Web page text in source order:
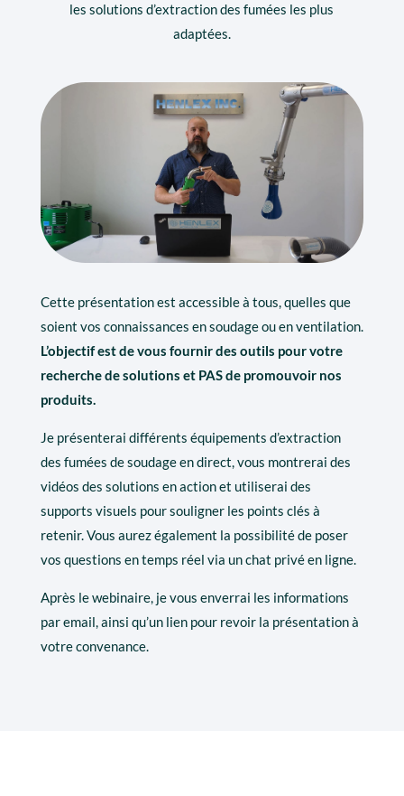
les solutions d’extraction des fumées les plus
adaptées.
Cette présentation est accessible à tous, quelles que
soient vos connaissances en soudage ou en ventilation.
L’objectif est de vous fournir des outils pour votre
recherche de solutions et PAS de promouvoir nos
produits.
Je présenterai différents équipements d’extraction
des fumées de soudage en direct, vous montrerai des
vidéos des solutions en action et utiliserai des
supports visuels pour souligner les points clés à
retenir. Vous aurez également la possibilité de poser
vos questions en temps réel via un chat privé en ligne.
Après le webinaire, je vous enverrai les informations
par email, ainsi qu’un lien pour revoir la présentation à
votre convenance.